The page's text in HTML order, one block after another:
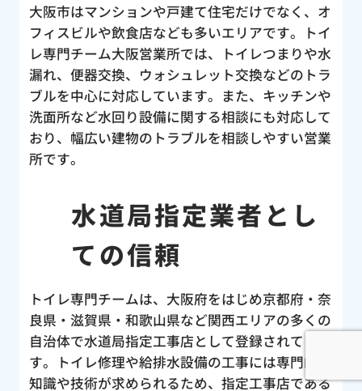
大阪市はマンションや戸建て住宅だけでなく、オ
フィスビルや飲食店なども多いエリアです。トイ
レ専門チーム大阪営業所では、トイレつまりや水
漏れ、便器交換、ウォシュレット交換などのトラ
ブルを中心に対応しています。また、キッチンや
洗面所など水回り設備に関する相談にも対応して
おり、幅広い建物のトラブルを相談しやすい営業
所です。
水道局指定業者とし
ての信頼
トイレ専門チームは、大阪府をはじめ京都府・奈
良県・滋賀県・和歌山県など関西エリアの多くの
自治体で水道局指定工事店として登録されていま
す。トイレ修理や給排水設備の工事には専門的な
知識や技術が求められるため、指定工事店である